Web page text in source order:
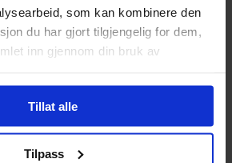
som kan kombinere den
du har gjort tilgjengelig for dem,
inn gjennom din bruk av
Tillat alle
Tilpass